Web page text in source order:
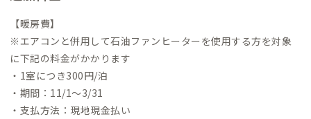
【暖房費】
※エアコンと併用して石油ファンヒーターを使用する方を対象
に下記の料金がかかります
・1室につき300円/泊
・期間：11/1〜3/31
・支払方法：現地現金払い